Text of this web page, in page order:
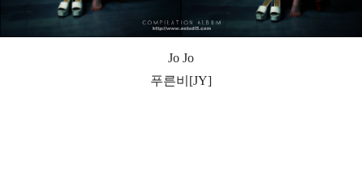
Jo Jo
푸른비[JY]